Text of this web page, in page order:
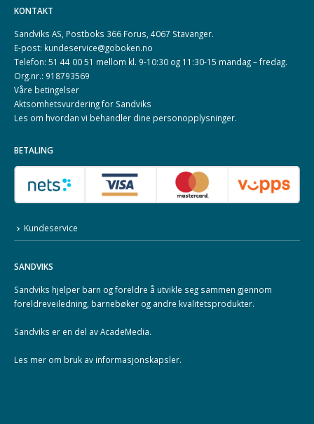
KONTAKT
Sandviks AS, Postboks 366 Forus, 4067 Stavanger.
E-post: kundeservice@goboken.no
Telefon: 51 44 00 51 mellom kl. 9-10:30 og 11:30-15 mandag – fredag.
Org.nr.: 918793569
Våre betingelser
Aktsomhetsvurdering for Sandviks
Les om hvordan vi behandler dine personopplysninger.
BETALING
Kundeservice
SANDVIKS
Sandviks hjelper barn og foreldre å utvikle seg sammen gjennom
foreldreveiledning, barnebøker og andre kvalitetsprodukter.
Sandviks er en del avAcadeMedia.
Les mer om bruk av informasjonskapsler.